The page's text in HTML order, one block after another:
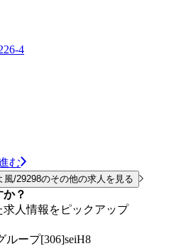
4
む
風/29298のその他の求人を見る
？
人情報をピックアップ
ープ[306]seiH8